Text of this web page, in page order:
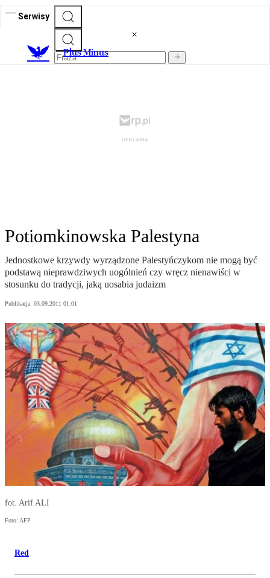
Serwisy
Plus Minus
Potiomkinowska Palestyna
Jednostkowe krzywdy wyrządzone Palestyńczykom nie mogą być
podstawą nieprawdziwych uogólnień czy wręcz nienawiści w
stosunku do tradycji, jaką uosabia judaizm
Publikacja: 03.09.2011 01:01
fot. Arif ALI
Foto: AFP
Red